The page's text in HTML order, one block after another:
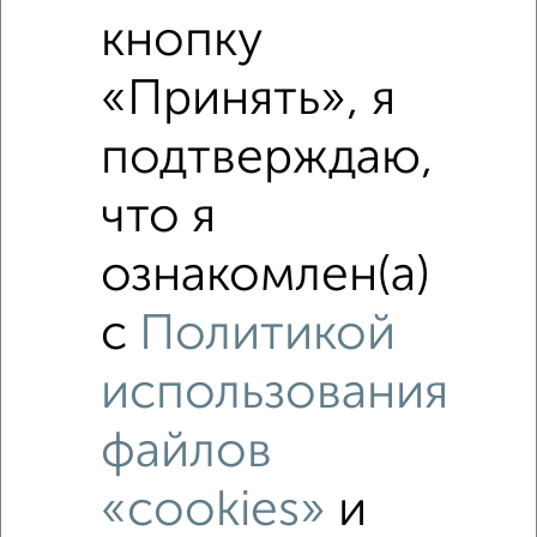
Похожие предложения рядом
2‑комнатные квартиры недалеко от
кнопку
«Принять», я
подтверждаю,
что я
ознакомлен(а)
с Политикой
использования
файлов
«cookies» и